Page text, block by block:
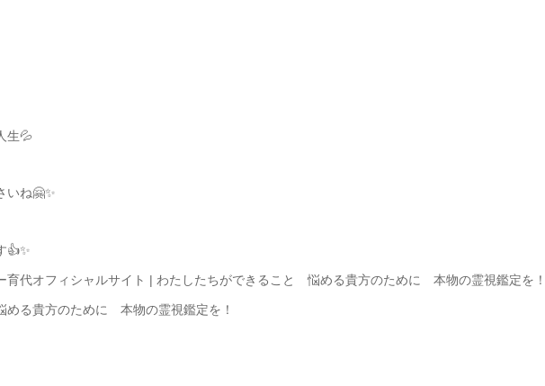
生💦
いね🤗✨
👍✨
育代オフィシャルサイト | わたしたちができること 悩める貴方のために 本物の霊視鑑定を！
る貴方のために 本物の霊視鑑定を！